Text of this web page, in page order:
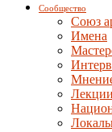
Сообщество
Союз
Имена